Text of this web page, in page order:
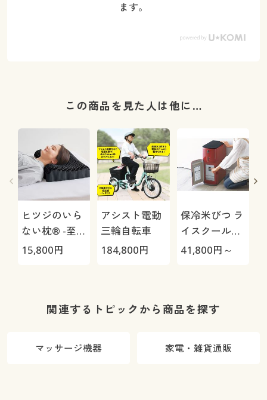
ます。
この商品を見た人は他に…
ヒツジのいら
ない枕® -至
極-
15,800円
アシスト電動
三輪自転車
184,800円
保冷米びつ ラ
イスクール
HRC-
41,800円～
関連するトピックから商品を探す
マッサージ機器 家電・雑貨通販